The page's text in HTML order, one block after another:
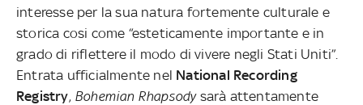
interesse per la sua natura fortemente culturale e
storica cosi come “esteticamente importante e in
grado di riflettere il modo di vivere negli Stati Uniti”.
Entrata ufficialmente nel National Recording
Registry, Bohemian Rhapsodysarà attentamente